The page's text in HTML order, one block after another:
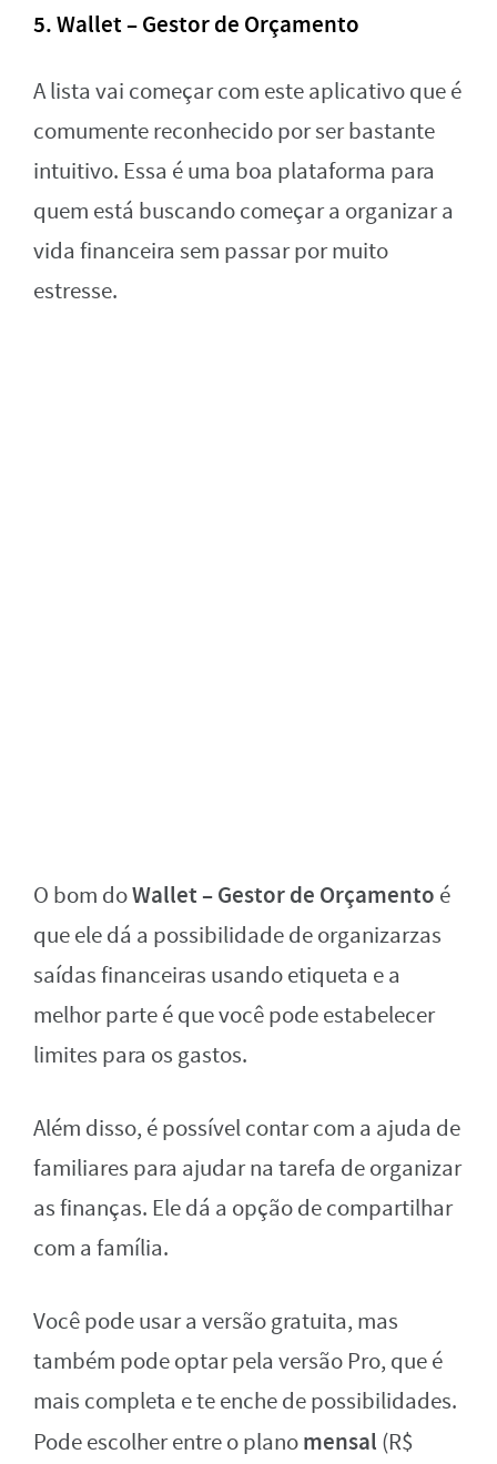
5. Wallet – Gestor de Orçamento
A lista vai começar com este aplicativo que é
comumente reconhecido por ser bastante
intuitivo. Essa é uma boa plataforma para
quem está buscando começar a organizar a
vida financeira sem passar por muito
estresse.
O bom doWallet – Gestor de Orçamento é
que ele dá a possibilidade de organizarzas
saídas financeiras usando etiqueta e a
melhor parte é que você pode estabelecer
limites para os gastos.
Além disso, é possível contar com a ajuda de
familiares para ajudar na tarefa de organizar
as finanças. Ele dá a opção de compartilhar
com a família.
Você pode usar a versão gratuita, mas
também pode optar pela versão Pro, que é
mais completa e te enche de possibilidades.
Pode escolher entre o planomensal (R$